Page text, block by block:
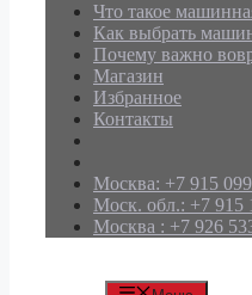
Что такое
Как выбрать
Почему важно
Магазин
Избранное
Контакты
Москва: +7 915
Моск. обл.: +7 915
Москва : +7 926